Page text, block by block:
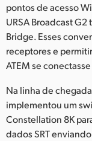
pontos de acesso
URSA Broadcast
Bridge. Esses
receptores e
ATEM se
Na linha de
implementou um
Constellation 8K
dados SRT